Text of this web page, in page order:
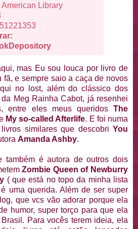
American Library
mas Eu sou louca por livro de
fã, e sempre saio a caça de novos
no lost, além do clássico dos
Meg Rainha Cabot, já resenhei
entre eles meus queridos The
My so-called Afterlife. E foi numa
similares que descobri You
Amanda Ashby.
também é autora de outros dois
Zombie Queen of Newburry
( que está no topo da minha lista
uma querida. Além de ser super
que vcs vão adorar porque ela
humor, super torço para que ela
Para vocês terem ideia, ela